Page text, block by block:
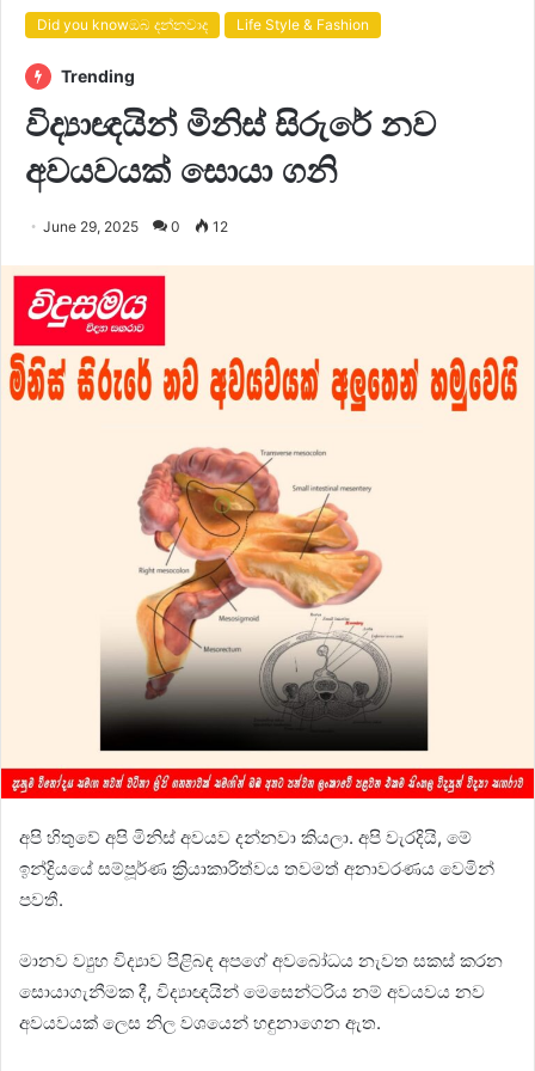
Did you knowඔබ දන්නවාද Life Style & Fashion
Trending
විද්‍යාඥයින් මිනිස් සිරුරේ නව
අවයවයක් සොයා ගනි
June 29, 2025 0 12
අපි හිතුවේ අපි මිනිස් අවයව දන්නවා කියලා. අපි වැරදියි, මේ
ඉන්ද්‍රියයේ සම්පූර්ණ ක්‍රියාකාරිත්වය තවමත් අනාවරණය වෙමින්
පවතී.
මානව ව්‍යුහ විද්‍යාව පිළිබඳ අපගේ අවබෝධය නැවත සකස් කරන
සොයාගැනීමක දී, විද්‍යාඥයින් මෙසෙන්ටරිය නම් අවයවය නව
අවයවයක් ලෙස නිල වශයෙන් හඳුනාගෙන ඇත.